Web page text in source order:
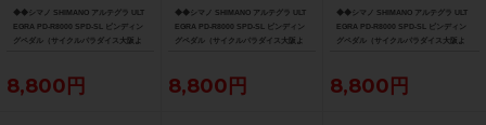
◆◆シマノ SHIMANO アルテグラ ULT
EGRA PD-R8000 SPD-SL ビンディン
グペダル（サイクルパラダイス大阪よ
8,800円
◆◆シマノ SHIMANO アルテグラ ULT
EGRA PD-R8000 SPD-SL ビンディン
グペダル（サイクルパラダイス大阪よ
8,800円
◆◆シマノ SHIMANO アルテグラ ULT
EGRA PD-R8000 SPD-SL ビンディン
グペダル（サイクルパラダイス大阪よ
8,800円